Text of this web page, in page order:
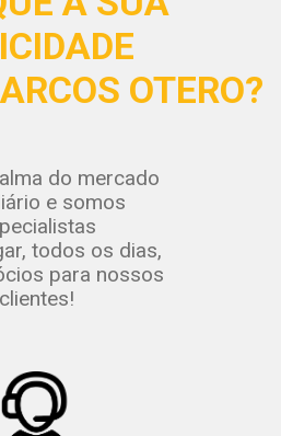
OTERO?
do mercado
e somos
todos os dias,
para nossos
clientes!